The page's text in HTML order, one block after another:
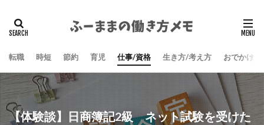
転職 時短 節約 育児 仕事/資格 生き方/考え方 おでかけ/
【体験談】日商簿記2級 ネット試験を受けた